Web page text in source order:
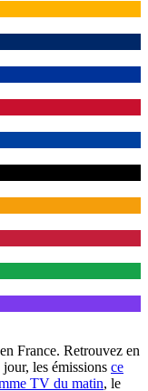
France. Retrouvez en
les émissions ce
TV du matin, le